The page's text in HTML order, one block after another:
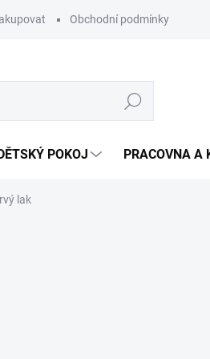
Obchodní podmínky
Hledat
POKOJ PRACOVNA A
lak